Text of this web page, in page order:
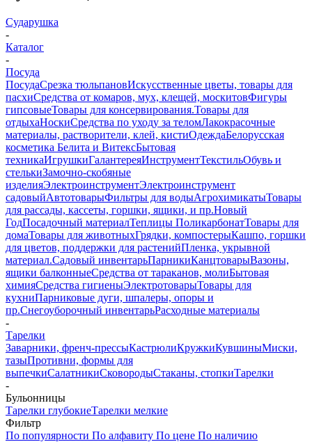
Сударушка
-
Каталог
-
Посуда
ПосудаСрезка тюльпановИскусственные цветы, товары для
пасхиСредства от комаров, мух, клещей, москитовФигуры
гипсовыеТовары для консервирования.Товары для
отдыхаНоскиСредства по уходу за теломЛакокрасочные
материалы, растворители, клей, кистиОдеждаБелорусская
косметика Белита и ВитексБытовая
техникаИгрушкиГалантереяИнструментТекстильОбувь и
стелькиЗамочно-скобяные
изделияЭлектроинструментЭлектроинструмент
садовыйАвтотоварыФильтры для водыАгрохимикатыТовары
для рассады, кассеты, горшки, ящики, и пр.Новый
ГодПосадочный материалТеплицы ПоликарбонатТовары для
домаТовары для животныхГрядки, компостерыКашпо, горшки
для цветов, поддержки для растенийПленка, укрывной
материал.Садовый инвентарьПарникиКанцтоварыВазоны,
ящики балконныеСредства от тараканов, молиБытовая
химияСредства гигиеныЭлектротоварыТовары для
кухниПарниковые дуги, шпалеры, опоры и
пр.Снегоуборочный инвентарьРасходные материалы
-
Тарелки
Заварники, френч-прессыКастрюлиКружкиКувшиныМиски,
тазыПротивни, формы для
выпечкиСалатникиСковородыСтаканы, стопкиТарелки
-
Бульонницы
Тарелки глубокиеТарелки мелкие
Фильтр
По популярности По алфавиту По цене По наличию